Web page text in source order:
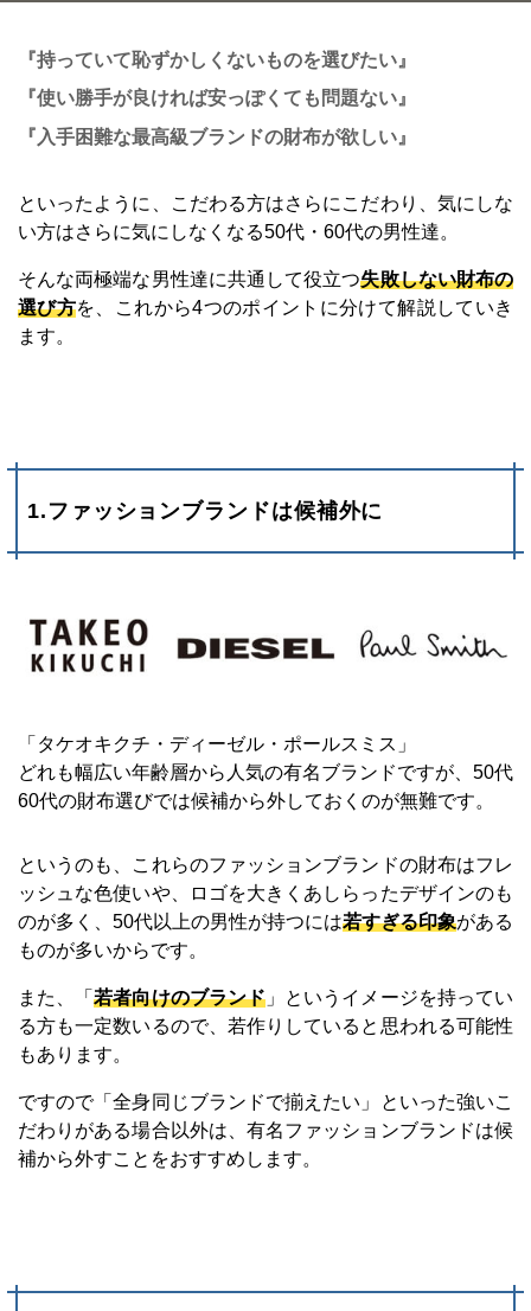
『持っていて恥ずかしくないものを選びたい』
『使い勝手が良ければ安っぽくても問題ない』
『入手困難な最高級ブランドの財布が欲しい』
といったように、こだわる方はさらにこだわり、気にしな
い方はさらに気にしなくなる50代・60代の男性達。
そんな両極端な男性達に共通して役立つ失敗しない財布の
選び方を、これから4つのポイントに分けて解説していき
ます。
1.ファッションブランドは候補外に
「タケオキクチ・ディーゼル・ポールスミス」
どれも幅広い年齢層から人気の有名ブランドですが、50代
60代の財布選びでは候補から外しておくのが無難です。
というのも、これらのファッションブランドの財布はフレ
ッシュな色使いや、ロゴを大きくあしらったデザインのも
のが多く、50代以上の男性が持つには若すぎる印象がある
ものが多いからです。
また、「若者向けのブランド 」というイメージを持ってい
る方も一定数いるので、若作りしていると思われる可能性
もあります。
ですので「全身同じブランドで揃えたい」といった強いこ
だわりがある場合以外は、有名ファッションブランドは候
補から外すことをおすすめします。